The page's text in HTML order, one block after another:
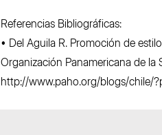
Referencias Bibliográficas:
• Del Aguila R. Promoción de
Organización Panamericana de la
http://www.paho.org/blogs/chile/